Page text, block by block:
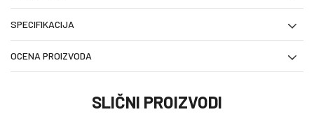
SPECIFIKACIJA
OCENA PROIZVODA
SLIČNI PROIZVODI